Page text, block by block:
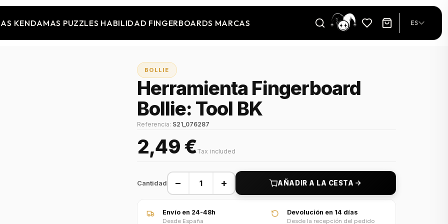
KENDAMAS PUZZLES HABILIDAD FINGERBOARDS MARCAS ES
BOLLIE
Herramienta Fingerboard
Bollie: Tool BK
Referencia: S21_076287
2,49 €Tax included
Cantidad − + AÑADIR A LA CESTA
Envío en 24-48h
Desde España
Devolución en 14 días
Desde la recepción del pedido